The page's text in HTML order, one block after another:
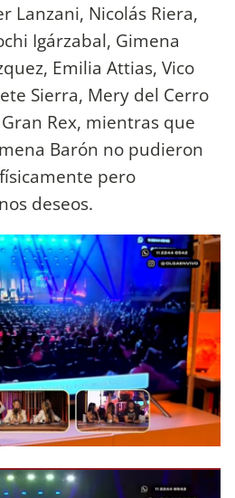
Lanzani, Nicolás Riera,
Igárzabal, Gimena
Emilia Attias, Vico
Sierra, Mery del Cerro
Rex, mientras que
Barón no pudieron
pero
deseos.